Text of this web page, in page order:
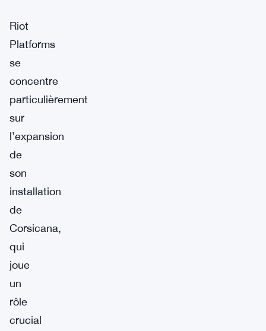
Riot
Platforms
se
concentre
particulièrement
sur
l’expansion
de
son
installation
de
Corsicana,
qui
joue
un
rôle
crucial